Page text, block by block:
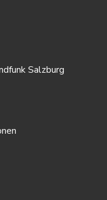
Salzburg